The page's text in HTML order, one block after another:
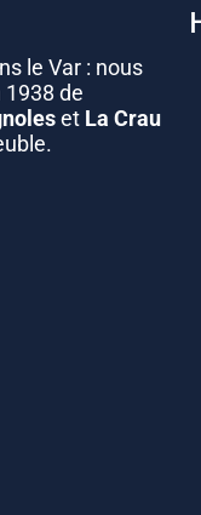
le Var : nous
de
et La Crau